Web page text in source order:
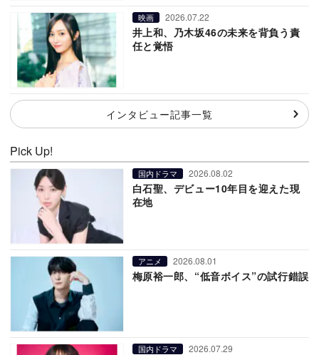
映画 2026.07.22
井上和、乃木坂46の未来を背負う責
任と覚悟
インタビュー記事一覧
Pick Up!
国内ドラマ 2026.08.02
白石聖、デビュー10年目を迎えた現
在地
アニメ 2026.08.01
梅原裕一郎、“低音ボイス”の試行錯誤
国内ドラマ 2026.07.29